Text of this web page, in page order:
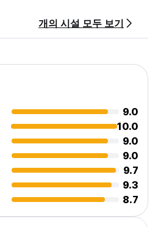
개의 시설 모두 보기
9.0
10.0
9.0
9.0
9.7
9.3
8.7